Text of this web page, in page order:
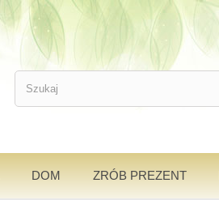
DOM ZRÓB PREZENT